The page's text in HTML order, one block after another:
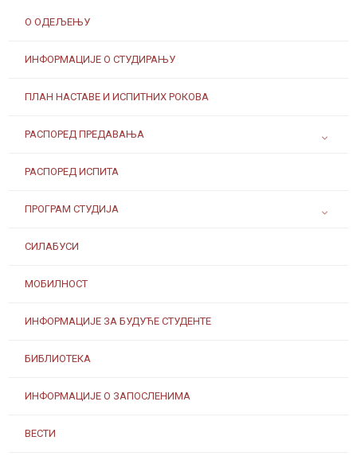
О ОДЕЉЕЊУ
ИНФОРМАЦИЈЕ О СТУДИРАЊУ
ПЛАН НАСТАВЕ И ИСПИТНИХ РОКОВА
РАСПОРЕД ПРЕДАВАЊА
РАСПОРЕД ИСПИТА
ПРОГРАМ СТУДИЈА
СИЛАБУСИ
МОБИЛНОСТ
ИНФОРМАЦИЈЕ ЗА БУДУЋЕ СТУДЕНТЕ
БИБЛИОТЕКА
ИНФОРМАЦИЈЕ О ЗАПОСЛЕНИМА
ВЕСТИ